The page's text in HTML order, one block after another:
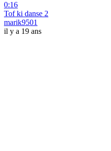
0:16
Tof ki danse 2
marik9501
il y a 19 ans